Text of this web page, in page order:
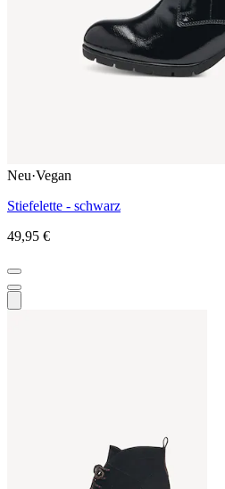
Neu·Vegan
Stiefelette - schwarz
49,95 €